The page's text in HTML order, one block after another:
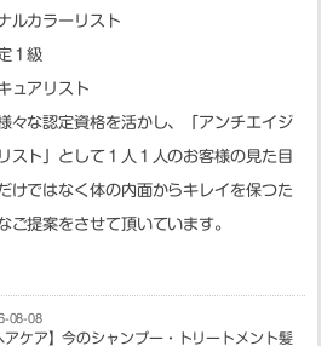
ルカラーリスト
１級
ュアリスト
々な認定資格を活かし、「アンチエイジ
スト」として１人１人のお客様の見た目
けではなく体の内面からキレイを保つた
ご提案をさせて頂いています。
08-08
アケア】今のシャンプー・トリートメント髪